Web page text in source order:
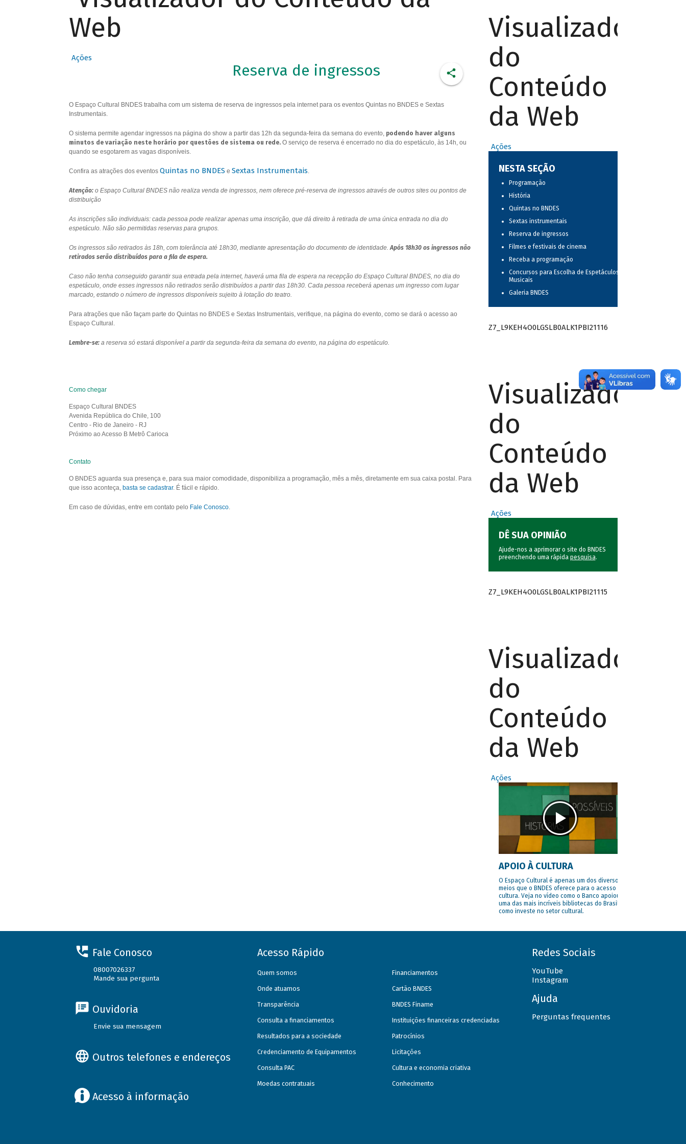
Web
Ações
Reserva de ingressos
O Espaço Cultural BNDES trabalha com um sistema de reserva de ingressos pela internet para os eventos Quintas no BNDES e Sextas
Instrumentais.
O sistema permite agendar ingressos na página do show a partir das 12h da segunda-feira da semana do evento, podendo haver alguns
minutos de variação neste horário por questões de sistema ou rede.O serviço de reserva é encerrado no dia do espetáculo, às 14h, ou
quando se esgotarem as vagas disponíveis.
Confira as atrações dos eventos Quintas no BNDES e Sextas Instrumentais.
Atenção:o Espaço Cultural BNDES não realiza venda de ingressos, nem oferece pré-reserva de ingressos através de outros sites ou pontos de
distribuição
As inscrições são individuais: cada pessoa pode realizar apenas uma inscrição, que dá direito à retirada de uma única entrada no dia do
espetáculo. Não são permitidas reservas para grupos.
Os ingressos são retirados às 18h, com tolerância até 18h30, mediante apresentação do documento de identidade.Após 18h30 os ingressos não
retirados serão distribuídos para a fila de espera.
Caso não tenha conseguido garantir sua entrada pela internet, haverá uma fila de espera na recepção do Espaço Cultural BNDES, no dia do
espetáculo, onde esses ingressos não retirados serão distribuídos a partir das 18h30. Cada pessoa receberá apenas um ingresso com lugar
marcado, estando o número de ingressos disponíveis sujeito à lotação do teatro.
Para atrações que não façam parte do Quintas no BNDES e Sextas Instrumentais, verifique, na página do evento, como se dará o acesso ao
Espaço Cultural.
Lembre-se:a reserva só estará disponível a partir da segunda-feira da semana do evento, na página do espetáculo.
Como chegar
Espaço Cultural BNDES
Avenida República do Chile, 100
Centro - Rio de Janeiro - RJ
Próximo ao Acesso B Metrô Carioca
Contato
O BNDES aguarda sua presença e, para sua maior comodidade, disponibiliza a programação, mês a mês, diretamente em sua caixa postal. Para
que isso aconteça, basta se cadastrar. É fácil e rápido.
Em caso de dúvidas, entre em contato pelo Fale Conosco.
Visualizador
do
Conteúdo
da Web
Ações
NESTA SEÇÃO
Programação
História
Quintas no BNDES
Sextas instrumentais
Reserva de ingressos
Filmes e festivais de cinema
Receba a programação
Concursos para Escolha de Espetáculos
Musicais
Galeria BNDES
Z7_L9KEH4O0LGSLB0ALK1PBI21116
Visualizador
do
Conteúdo
da Web
Ações
DÊ SUA OPINIÃO
Ajude-nos a aprimorar o site do BNDES
preenchendo uma rápida pesquisa.
Z7_L9KEH4O0LGSLB0ALK1PBI21115
Visualizador
do
Conteúdo
da Web
Ações
APOIO À CULTURA
O Espaço Cultural é apenas um dos diversos
meios que o BNDES oferece para o acesso à
cultura. Veja no vídeo como o Banco apoiou
uma das mais incríveis bibliotecas do Brasil e
como investe no setor cultural.
Fale Conosco
08007026337
Mande sua pergunta
Ouvidoria
Envie sua mensagem
Outros telefones e endereços
Acesso à informação
Acesso Rápido
Quem somos
Onde atuamos
Transparência
Consulta a financiamentos
Resultados para a sociedade
Credenciamento de Equipamentos
Consulta PAC
Moedas contratuais
Financiamentos
Cartão BNDES
BNDES Finame
Instituições financeiras credenciadas
Patrocínios
Licitações
Cultura e economia criativa
Conhecimento
Redes Sociais
YouTube
Instagram
Ajuda
Perguntas frequentes